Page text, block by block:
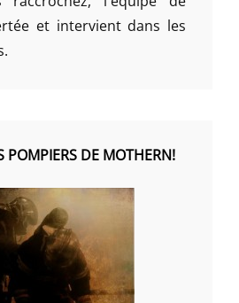
et intervient dans les
POMPIERS DE MOTHERN!